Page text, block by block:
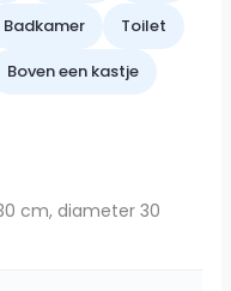
Badkamer
Toilet
Boven een kastje
cm, diameter 30